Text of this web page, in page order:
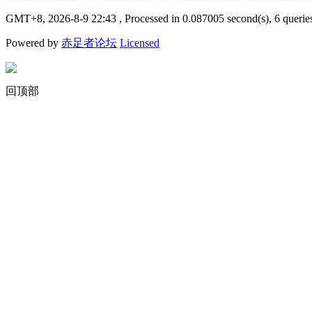
GMT+8, 2026-8-9 22:43 , Processed in 0.087005 second(s), 6
Powered by 赤足者论坛 Licensed
回顶部